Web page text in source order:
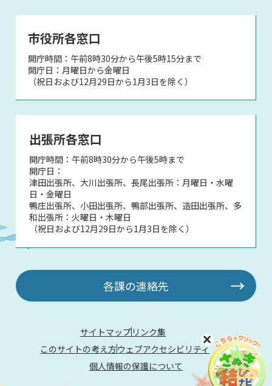
市役所各窓口
開庁時間：午前8時30分から午後5時15分まで
開庁日：月曜日から金曜日
（祝日および12月29日から1月3日を除く）
出張所各窓口
開庁時間：午前8時30分から午後5時まで
開庁日：
津田出張所、大川出張所、長尾出張所：月曜日・水曜
日・金曜日
鴨庄出張所、小田出張所、鴨部出張所、造田出張所、多
和出張所：火曜日・木曜日
（祝日および12月29日から1月3日を除く）
各課の連絡先
サイトマップ リンク集
このサイトの考え方ウェブアクセシビリティ
個人情報の保護について